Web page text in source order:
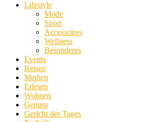
Lifestyle
Mode
Sport
Accessoires
Wellness
Besonderes
Events
Reisen
Medien
Erlesen
Wohnen
Genuss
Gericht des Tages